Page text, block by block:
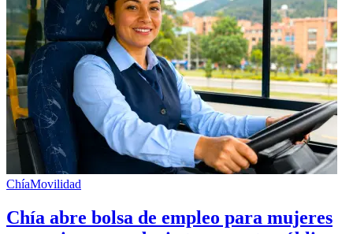
ChíaMovilidad
Chía abre bolsa de empleo para mujeres